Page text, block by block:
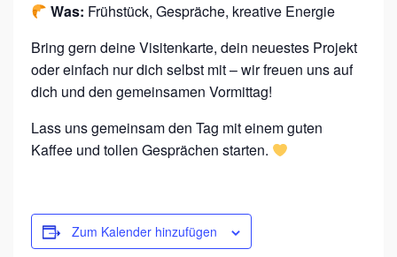
Was: Frühstück, Gespräche, kreative Energie
Bring gern deine Visitenkarte, dein neuestes Projekt
oder einfach nur dich selbst mit – wir freuen uns auf
dich und den gemeinsamen Vormittag!
Lass uns gemeinsam den Tag mit einem guten
Kaffee und tollen Gesprächen starten.
Zum Kalender hinzufügen